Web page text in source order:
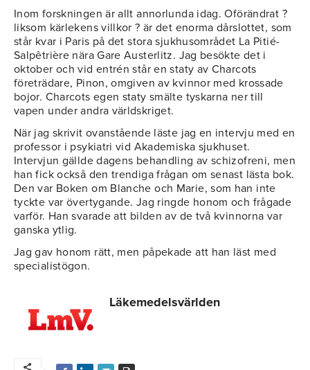
Inom forskningen är allt annorlunda idag. Oförändrat ?
liksom kärlekens villkor ? är det enorma dårslottet, som
står kvar i Paris på det stora sjukhusområdet La Pitié-
Salpêtrière nära Gare Austerlitz. Jag besökte det i
oktober och vid entrén står en staty av Charcots
företrädare, Pinon, omgiven av kvinnor med krossade
bojor. Charcots egen staty smälte tyskarna ner till
vapen under andra världskriget.
När jag skrivit ovanstående läste jag en intervju med en
professor i psykiatri vid Akademiska sjukhuset.
Intervjun gällde dagens behandling av schizofreni, men
han fick också den trendiga frågan om senast lästa bok.
Den var Boken om Blanche och Marie, som han inte
tyckte var övertygande. Jag ringde honom och frågade
varför. Han svarade att bilden av de två kvinnorna var
ganska ytlig.
Jag gav honom rätt, men påpekade att han läst med
specialistögon.
Läkemedelsvärlden